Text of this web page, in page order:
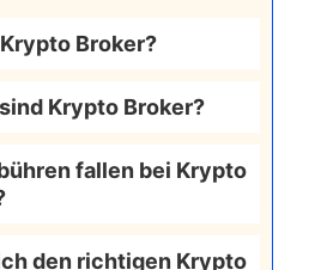
Broker?
ist eine Plattform
Kryptowährungen
Gegensatz zu
Schnittstellen und können
Krypto Broker?
variiert je nach Broker.
Broker
wie Zwei-
fallen bei Krypto
können variieren.
den richtigen Krypto